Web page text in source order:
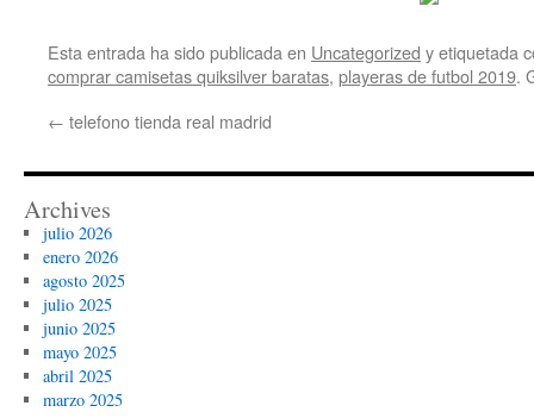
Esta entrada ha sido publicada en Uncategorized y etiquetada
comprar camisetas quiksilver baratas, playeras de futbol 2019.
← telefono tienda real madrid
Archives
julio 2026
enero 2026
agosto 2025
julio 2025
junio 2025
mayo 2025
abril 2025
marzo 2025